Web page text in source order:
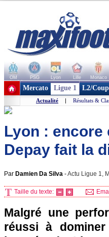
OM PSG Lyon Lille Monaco
+ de clubs
Mercato Ligue 1 L2/
Actualité | Résultats &
Lyon :
Depay fait la
Par Damien Da Silva -Actu Ligue 1,
Taille du texte:
Malgré une
réussi à